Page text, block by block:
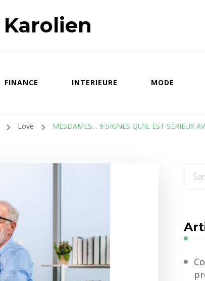
Karolien
FINANCE INTERIEURE MODE
Love MESDAMES… 9 SIGNES QU’IL EST SÉRIEUX
Vous
?